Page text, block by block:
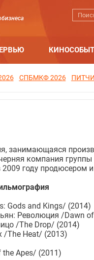
СПБМКФ 2026
занимающаяся
компания группы
2009 году продюсером
Gods and Kings/ (2014)
Революция /Dawn
/The Drop/ (2014)
/The Heat/ (2013)
the Apes/ (2011)